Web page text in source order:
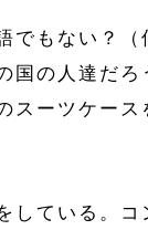
でもない？（
国の人達だろ
スーツケース
している。コ